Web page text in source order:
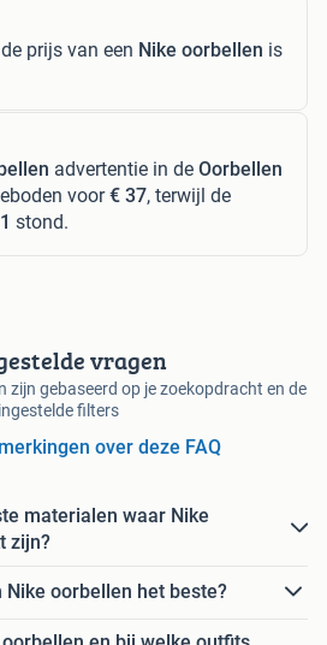
prijs van een Nike oorbellen is
advertentie in de Oorbellen
voor€ 37, terwijl de
stond.
vragen
zijn gebaseerd op je zoekopdracht en de
ingestelde filters
over deze FAQ
materialen waar Nike
zijn?
Nike oorbellen het beste?